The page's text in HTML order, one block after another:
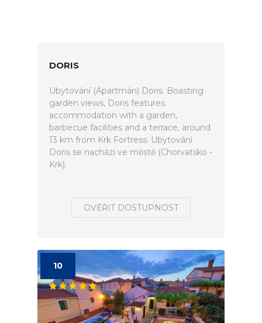
DORIS
Ubytování (Apartmán) Doris. Boasting
garden views, Doris features
accommodation with a garden,
barbecue facilities and a terrace, around
13 km from Krk Fortress. Ubytování
Doris se nachází ve městě (Chorvatsko -
Krk).
OVĚŘIT DOSTUPNOST
10